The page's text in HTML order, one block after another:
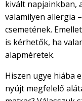
kivált napjainkban,
valamilyen allergia
csemetének.
is kérhetők, ha
alapméretek.
Hiszen ugye hiába
nyújt megfelelő